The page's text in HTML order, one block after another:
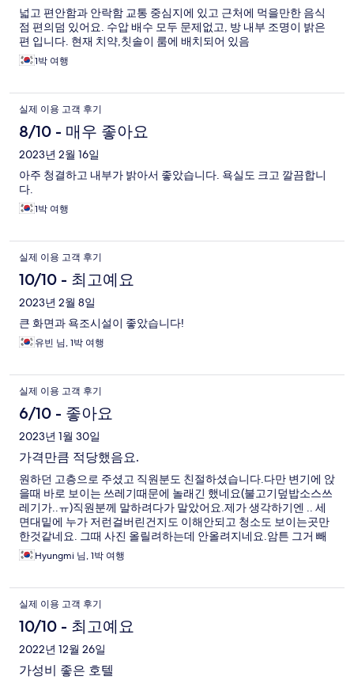
넓고 편안함과 안락함 교통 중심지에 있고 근처에 먹을만한 음식
점 편의덤 있어요. 수압 배수 모두 문제없고, 방 내부 조명이 밝은
편 입니다. 현재 치약,칫솔이 룸에 배치되어 있음
1박 여행
실제 이용 고객 후기
8/10 - 매우 좋아요
2023년 2월 16일
아주 청결하고 내부가 밝아서 좋았습니다. 욕실도 크고 깔끔합니
다.
1박 여행
실제 이용 고객 후기
10/10 - 최고예요
2023년 2월 8일
큰 화면과 욕조시설이 좋았습니다!
유빈 님, 1박 여행
실제 이용 고객 후기
6/10 - 좋아요
2023년 1월 30일
가격만큼 적당했음요.
원하던 고층으로 주셨고 직원분도 친절하셨습니다.다만 변기에 앉
을때 바로 보이는 쓰레기때문에 놀래긴 했네요(불고기덮밥소스쓰
레기가..ㅠ)직원분께 말하려다가 말았어요.제가 생각하기엔 .. 세
면대밑에 누가 저런걸버린건지도 이해안되고 청소도 보이는곳만
한것같네요. 그때 사진 올릴려하는데 안올려지네요.암튼 그거 빼
고는 다 좋았습니다. 사진추가가 눌러도 왜 먹통인지 모르겠네여..
Hyungmi 님, 1박 여행
실제 이용 고객 후기
10/10 - 최고예요
2022년 12월 26일
가성비 좋은 호텔